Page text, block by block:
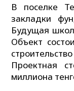
В поселке
закладки
Будущая
Объект
Проектная
миллиона